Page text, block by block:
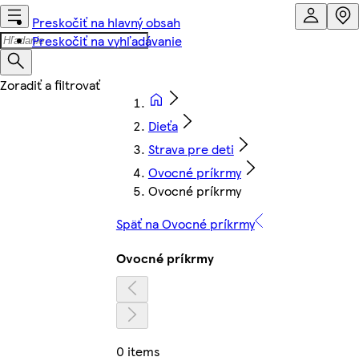
Preskočiť na hlavný obsah
Preskočiť na vyhľadávanie
Dieťa
Strava pre deti
Ovocné príkrmy
Ovocné príkrmy
Späť na Ovocné príkrmy
Ovocné príkrmy
0 items